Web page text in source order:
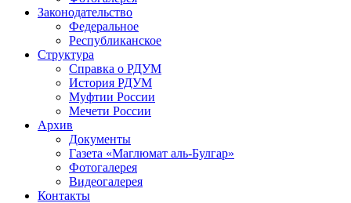
Законодательство
Федеральное
Республиканское
Структура
Справка о РДУМ
История РДУМ
Муфтии России
Мечети России
Архив
Документы
Газета «Маглюмат аль-Булгар»
Фотогалерея
Видеогалерея
Контакты